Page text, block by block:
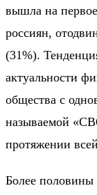
вышла на
россиян,
(31%).
актуальности
общества с
называемой
протяжении
Более половины